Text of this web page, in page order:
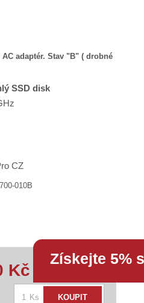
adaptér. Stav "B" ( drobné
SSD disk
CZ
010B
Kč
Ks KOUPIT
Získejte 5%